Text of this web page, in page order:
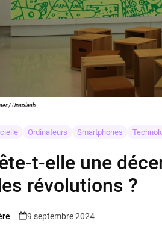
/ Unsplash
Ordinateurs Smartphones
t-elle une
révolutions ?
9 septembre 2024